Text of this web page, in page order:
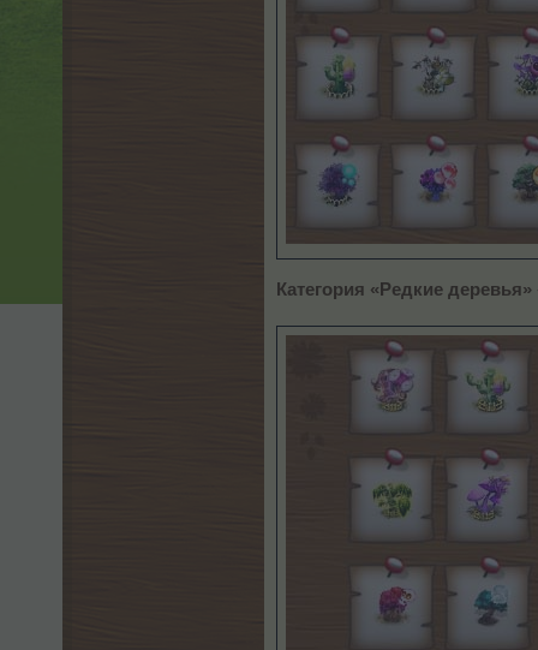
Категория «Редкие деревья»